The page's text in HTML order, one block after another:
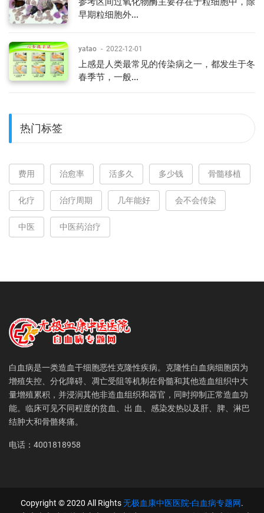
早期粒细胞外...
yatao - 2022-12-01
上感是人类最常见的传染病之一，都发生于冬
春季节，一般...
热门标签
费用 治愈率 活多久 多少钱 骨髓移植
化疗 治疗周期 几年能好 会不会传染
中医 中医药治疗
白血病是一类造血干细胞恶性克隆性疾病。克隆性白血病细胞因为
增殖失控、分化障碍、凋亡受阻等机制在骨髓和其他造血组织中大
量增殖累积，并浸润其他非造血组织和器官，同时抑制正常造血功
能。临床可见不同程度的贫血、出 血、感染发热以及肝、脾、淋巴
结肿大和骨骼疼痛。
电话：4001818958
Copyright © 2020 All Rights无极血康中医医院-白血病专题网.